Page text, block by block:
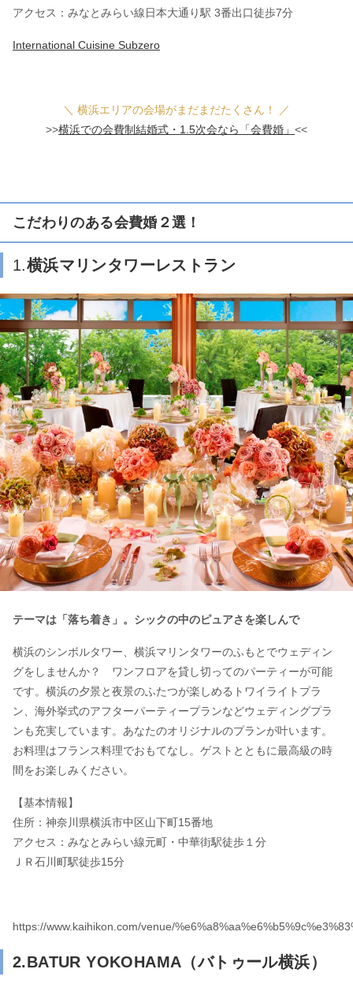
アクセス：みなとみらい線日本大通り駅 3番出口徒歩7分
International Cuisine Subzero
＼ 横浜エリアの会場がまだまだたくさん！ ／
>>横浜での会費制結婚式・1.5次会なら「会費婚」 <<
こだわりのある会費婚２選！
1.横浜マリンタワーレストラン
テーマは「落ち着き」。シックの中のピュアさを楽しんで
横浜のシンボルタワー、横浜マリンタワーのふもとでウェディン
グをしませんか？ ワンフロアを貸し切ってのパーティーが可能
です。横浜の夕景と夜景のふたつが楽しめるトワイライトプラ
ン、海外挙式のアフターパーティープランなどウェディングプラ
ンも充実しています。あなたのオリジナルのプランが叶います。
お料理はフランス料理でおもてなし。ゲストとともに最高級の時
間をお楽しみください。
【基本情報】
住所：神奈川県横浜市中区山下町15番地
アクセス：みなとみらい線元町・中華街駅徒歩１分
ＪＲ石川町駅徒歩15分
https://www.kaihikon.com/venue/
2.BATUR YOKOHAMA（バトゥール横浜）